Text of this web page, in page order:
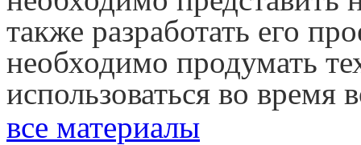
также разработать его
необходимо продумать
использоваться во
все материалы